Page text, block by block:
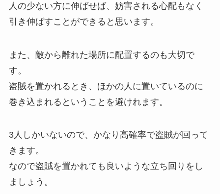
人の少ない方に伸ばせば、妨害される心配もなく
引き伸ばすことができると思います。
また、 敵から離れた場所に配置するのも大切で
す。
盗賊を置かれるとき、ほかの人に置いているのに
巻き込まれるということを避けれます。
3人しかいないので、かなり高確率で盗賊が回って
きます。
なので盗賊を置かれても良いような立ち回り をし
ましょう。